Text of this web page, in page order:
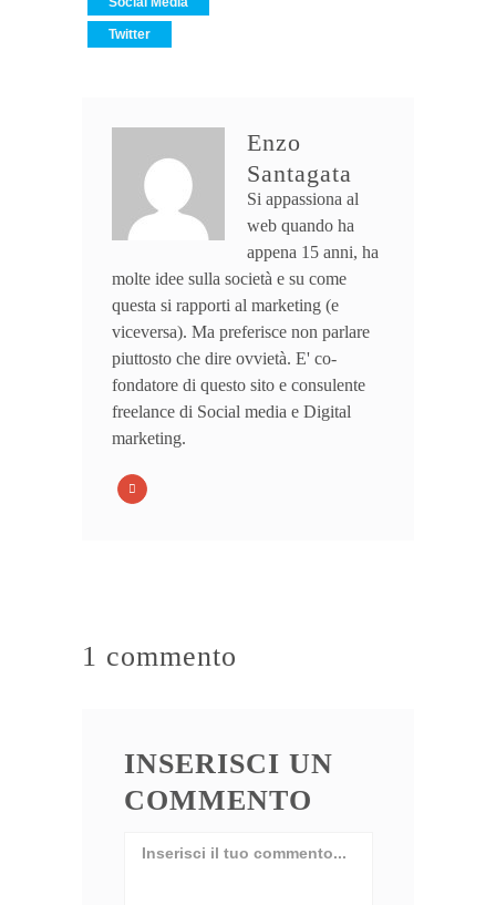
Twitter
Enzo
Santagata
Si appassiona al
web quando ha
appena 15 anni, ha
molte idee sulla società e su come
questa si rapporti al marketing (e
viceversa). Ma preferisce non parlare
piuttosto che dire ovvietà. E' co-
fondatore di questo sito e consulente
freelance di Social media e Digital
marketing.
1 commento
INSERISCI UN
COMMENTO